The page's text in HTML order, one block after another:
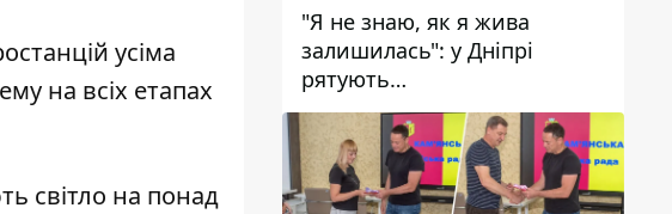
усіма
на всіх етапах
світло на понад
"Я не знаю, як я жива
залишилась": у Дніпрі
рятують
військовослужбовицю та
мати чотирьох дітей, яку
поранив КАБ